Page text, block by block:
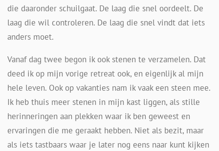
die daaronder schuilgaat. De laag die snel oordeelt. De
laag die wil controleren. De laag die snel vindt dat iets
anders moet.
Vanaf dag twee begon ik ook stenen te verzamelen. Dat
deed ik op mijn vorige retreat ook, en eigenlijk al mijn
hele leven. Ook op vakanties nam ik vaak een steen mee.
Ik heb thuis meer stenen in mijn kast liggen, als stille
herinneringen aan plekken waar ik ben geweest en
ervaringen die me geraakt hebben. Niet als bezit, maar
als iets tastbaars waar je later nog eens naar kunt kijken